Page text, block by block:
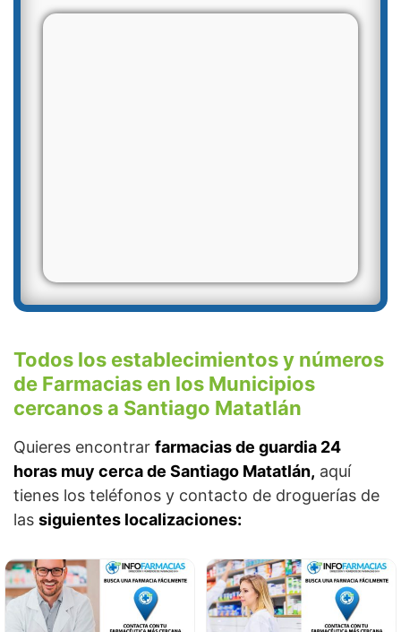
Todos los establecimientos y números
de Farmacias en los Municipios
cercanos a Santiago Matatlán
Quieres encontrar farmacias de guardia 24
horas muy cerca de Santiago Matatlán, aquí
tienes los teléfonos y contacto de droguerías de
las siguientes localizaciones: